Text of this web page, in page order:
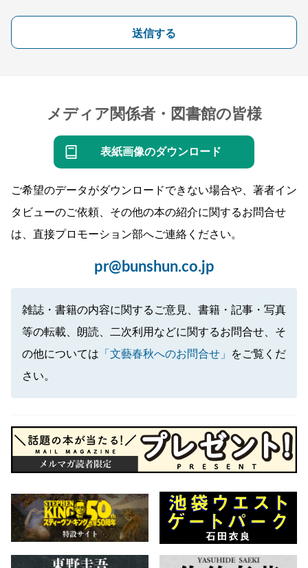
送信する
メディア関係者・図書館の皆様
表紙画像のダウンロード
ご希望のデータがダウンロードできない場合や、著者イン
タビューのご依頼、その他の本の紹介に関するお問合せ
は、直接プロモーション部へご連絡ください。
pr@bunshun.co.jp
雑誌・書籍の内容に関するご意見、書籍・記事・写真
等の転載、朗読、二次利用などに関するお問合せ、そ
の他については 「文藝春秋へのお問合せ」
をご覧くだ
さい。